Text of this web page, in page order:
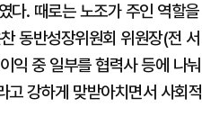
다. 때로는 노조가 주인 역할을
동반성장위원회 위원장(전 서
익 중 일부를 협력사 등에 나눠
강하게 맞받아치면서 사회적